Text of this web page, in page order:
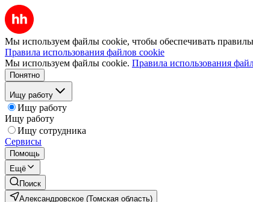
Мы используем файлы cookie, чтобы обеспечивать
Правила использования файлов cookie
Мы используем файлы cookie. Правила использования
Понятно
Ищу работу
Ищу работу
Ищу работу
Ищу сотрудника
Сервисы
Помощь
Ещё
Поиск
Александровское (Томская область)